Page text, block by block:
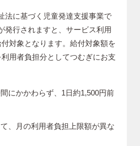
法に基づく児童発達支援事業で
発行されますと、サービス利用
対象となります。給付対象額を
用者負担分としてつむぎにお支
にかかわらず、1日約1,500円前
、月の利用者負担上限額が異な